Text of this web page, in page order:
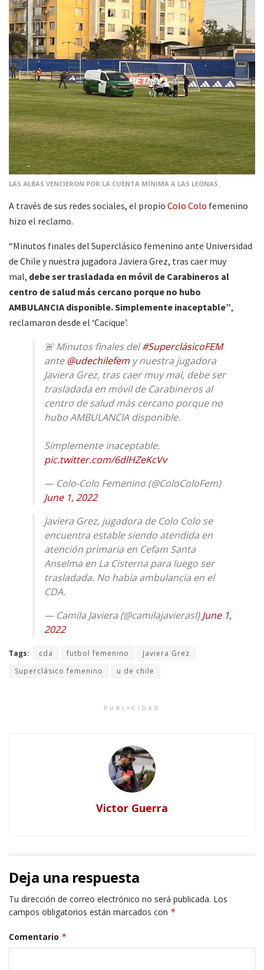
LAS ALBAS VENCIERON POR LA CUENTA MÍNIMA A LAS LEONAS.
A través de sus redes sociales, el propio Colo Colo femenino
hizo el reclamo.
“Minutos finales del Superclásico femenino ante Universidad
de Chile y nuestra jugadora Javiera Grez, tras caer muy
mal, debe ser trasladada en móvil de Carabineros al
centro de salud más cercano porque no hubo
AMBULANCIA disponible. Simplemente inaceptable”,
reclamaron desde el ‘Cacique’.
🚨 Minutos finales del#SuperclásicoFEM
ante@udechilefem y nuestra jugadora
Javiera Grez, tras caer muy mal, debe ser
trasladada en móvil de Carabineros al
centro de salud más cercano porque no
hubo AMBULANCIA disponible.
Simplemente inaceptable.
pic.twitter.com/6dlHZeKcVv
— Colo-Colo Femenino (@ColoColoFem)
June 1, 2022
Javiera Grez, jugadora de Colo Colo se
encuentra estable siendo atendida en
atención primaria en Cefam Santa
Anselma en La Cisterna para luego ser
trasladada. No había ambulancia en el
CDA.
— Camila Javiera (@camilajavierasl)June 1,
2022
Tags: cda futbol femenino
Javiera Grez
Superclásico femenino
u de chile
PUBLICIDAD
Victor Guerra
Deja una respuesta
Tu dirección de correo electrónico no será publicada. Los
campos obligatorios están marcados con *
Comentario *